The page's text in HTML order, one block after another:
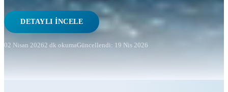
DETAYLI İNCELE
02 Nisan 20262 dk okumaGüncellendi: 19 Nis 2026